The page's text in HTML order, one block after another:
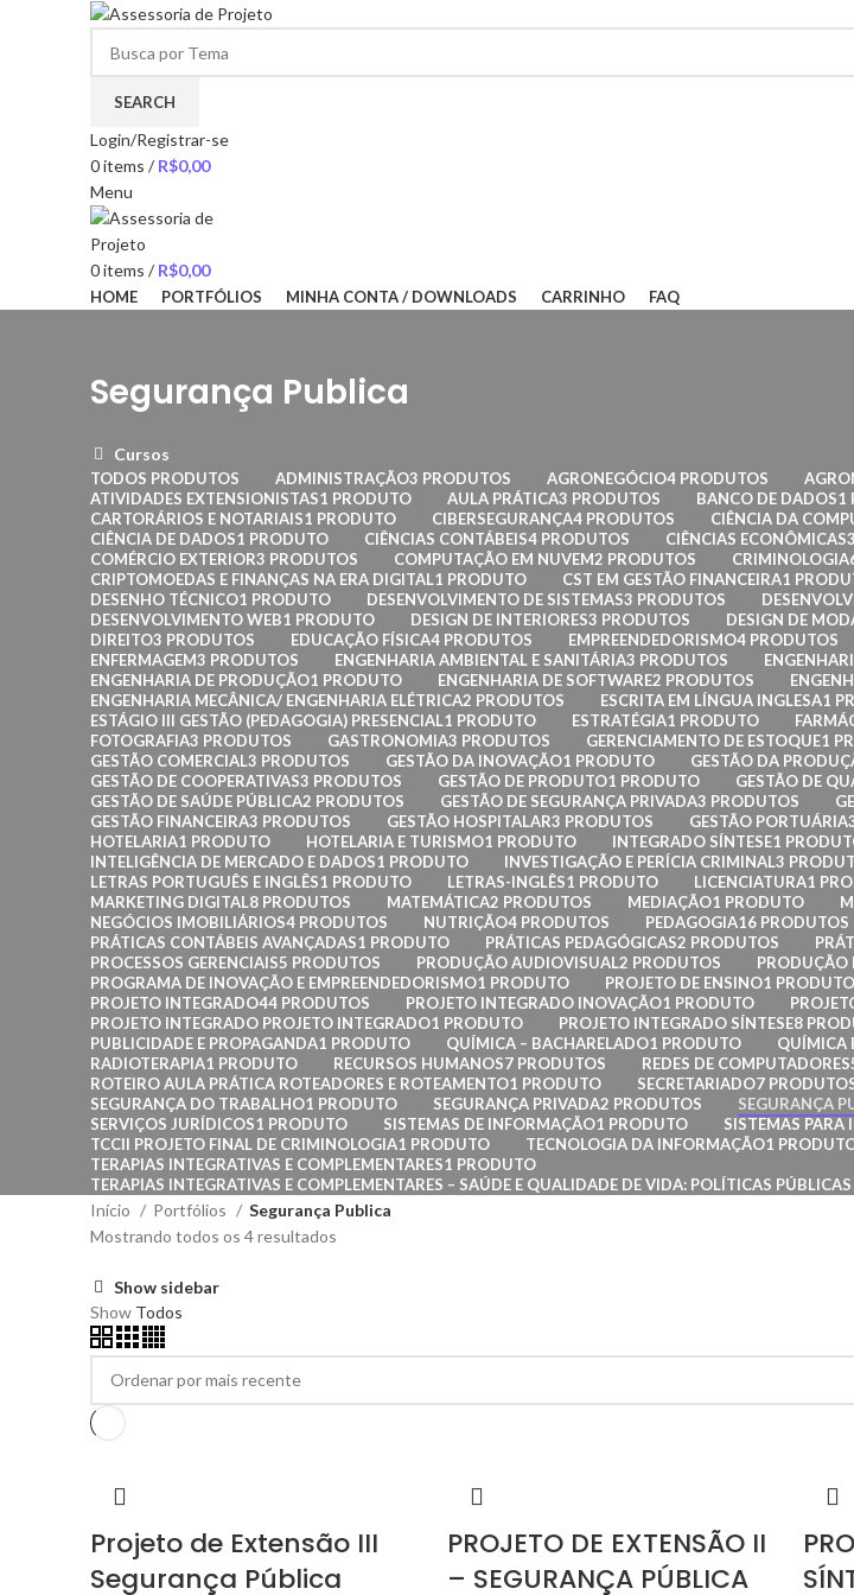
SEARCH
Login/Registrar-se
0items / R$0,00
Menu
0items / R$0,00
HOME PORTFÓLIOS MINHA CONTA / DOWNLOADS CARRINHO FAQ
Segurança Publica
Cursos
TODOS PRODUTOS ADMINISTRAÇÃO3 PRODUTOS AGRONEGÓCIO4 PRODUTOS
ATIVIDADES EXTENSIONISTAS1 PRODUTO AULA PRÁTICA3 PRODUTOS BANCO DE DADOS1
CARTORÁRIOS E NOTARIAIS1 PRODUTO CIBERSEGURANÇA4 PRODUTOS CIÊNCIA DA
CIÊNCIA DE DADOS1 PRODUTO CIÊNCIAS CONTÁBEIS4 PRODUTOS CIÊNCIAS ECONÔMICAS
COMÉRCIO EXTERIOR3 PRODUTOS COMPUTAÇÃO EM NUVEM2 PRODUTOS CRIMINOLOGIA
CRIPTOMOEDAS E FINANÇAS NA ERA DIGITAL1 PRODUTO CST EM GESTÃO FINANCEIRA1
DESENHO TÉCNICO1 PRODUTO DESENVOLVIMENTO DE SISTEMAS3 PRODUTOS
DESENVOLVIMENTO WEB1 PRODUTO DESIGN DE INTERIORES3 PRODUTOS DESIGN DE
DIREITO3 PRODUTOS EDUCAÇÃO FÍSICA4 PRODUTOS EMPREENDEDORISMO4 PRODUTOS
ENFERMAGEM3 PRODUTOS ENGENHARIA AMBIENTAL E SANITÁRIA3 PRODUTOS
ENGENHARIA DE PRODUÇÃO1 PRODUTO ENGENHARIA DE SOFTWARE2 PRODUTOS
ENGENHARIA MECÂNICA/ ENGENHARIA ELÉTRICA2 PRODUTOS ESCRITA EM LÍNGUA INGLESA1
ESTÁGIO III GESTÃO (PEDAGOGIA) PRESENCIAL1 PRODUTO ESTRATÉGIA1 PRODUTO
FOTOGRAFIA3 PRODUTOS GASTRONOMIA3 PRODUTOS GERENCIAMENTO DE ESTOQUE1
GESTÃO COMERCIAL3 PRODUTOS GESTÃO DA INOVAÇÃO1 PRODUTO GESTÃO DA
GESTÃO DE COOPERATIVAS3 PRODUTOS GESTÃO DE PRODUTO1 PRODUTO GESTÃO DE
GESTÃO DE SAÚDE PÚBLICA2 PRODUTOS GESTÃO DE SEGURANÇA PRIVADA3 PRODUTOS
GESTÃO FINANCEIRA3 PRODUTOS GESTÃO HOSPITALAR3 PRODUTOS GESTÃO PORTUÁRIA
HOTELARIA1 PRODUTO HOTELARIA E TURISMO1 PRODUTO INTEGRADO SÍNTESE1
INTELIGÊNCIA DE MERCADO E DADOS1 PRODUTO INVESTIGAÇÃO E PERÍCIA CRIMINAL3
LETRAS PORTUGUÊS E INGLÊS1 PRODUTO LETRAS-INGLÊS1 PRODUTO LICENCIATURA1
MARKETING DIGITAL8 PRODUTOS MATEMÁTICA2 PRODUTOS MEDIAÇÃO1 PRODUTO
NEGÓCIOS IMOBILIÁRIOS4 PRODUTOS NUTRIÇÃO4 PRODUTOS PEDAGOGIA16 PRODUTOS
PRÁTICAS CONTÁBEIS AVANÇADAS1 PRODUTO PRÁTICAS PEDAGÓGICAS2 PRODUTOS
PROCESSOS GERENCIAIS5 PRODUTOS PRODUÇÃO AUDIOVISUAL2 PRODUTOS PRODUÇÃO
PROGRAMA DE INOVAÇÃO E EMPREENDEDORISMO1 PRODUTO PROJETO DE ENSINO1 PRODUTO
PROJETO INTEGRADO44 PRODUTOS PROJETO INTEGRADO INOVAÇÃO1 PRODUTO
PROJETO INTEGRADO PROJETO INTEGRADO1 PRODUTO PROJETO INTEGRADO SÍNTESE8
PUBLICIDADE E PROPAGANDA1 PRODUTO QUÍMICA – BACHARELADO1 PRODUTO QUÍMICA
RADIOTERAPIA1 PRODUTO RECURSOS HUMANOS7 PRODUTOS REDES DE COMPUTADORES
ROTEIRO AULA PRÁTICA ROTEADORES E ROTEAMENTO1 PRODUTO SECRETARIADO7
SEGURANÇA DO TRABALHO1 PRODUTO SEGURANÇA PRIVADA2 PRODUTOS SEGURANÇA
SERVIÇOS JURÍDICOS1 PRODUTO SISTEMAS DE INFORMAÇÃO1 PRODUTO SISTEMAS PARA
TCCII PROJETO FINAL DE CRIMINOLOGIA1 PRODUTO TECNOLOGIA DA INFORMAÇÃO1
TERAPIAS INTEGRATIVAS E COMPLEMENTARES1 PRODUTO
TERAPIAS INTEGRATIVAS E COMPLEMENTARES – SAÚDE E QUALIDADE DE VIDA: POLÍTICAS
Início Portfólios
Segurança Publica
Mostrando todos os 4 resultados
Show sidebar
Show Todos
Projeto de Extensão III
Segurança Pública
PROJETO DE EXTENSÃO II
– SEGURANÇA PÚBLICA